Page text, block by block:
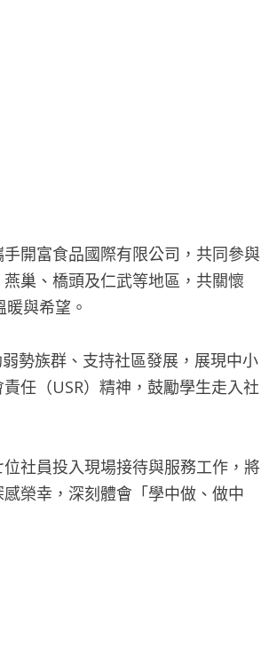
開富食品國際有限公司，共同參與
巢、橋頭及仁武等地區，共關懷
與希望。
勢族群、支持社區發展，展現中小
任（USR）精神，鼓勵學生走入社
社員投入現場接待與服務工作，將
榮幸，深刻體會「學中做、做中